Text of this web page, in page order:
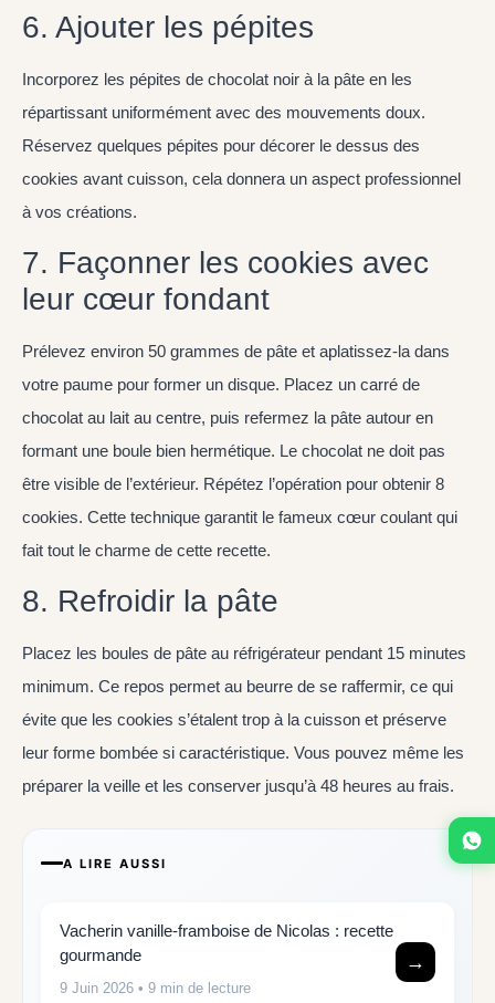
6. Ajouter les pépites
Incorporez les pépites de chocolat noir à la pâte en les
répartissant uniformément avec des mouvements doux.
Réservez quelques pépites pour décorer le dessus des
cookies avant cuisson, cela donnera un aspect professionnel
à vos créations.
7. Façonner les cookies avec
leur cœur fondant
Prélevez environ 50 grammes de pâte et aplatissez-la dans
votre paume pour former un disque. Placez un carré de
chocolat au lait au centre, puis refermez la pâte autour en
formant une boule bien hermétique. Le chocolat ne doit pas
être visible de l’extérieur. Répétez l’opération pour obtenir 8
cookies. Cette technique garantit le fameux cœur coulant qui
fait tout le charme de cette recette.
8. Refroidir la pâte
Placez les boules de pâte au réfrigérateur pendant 15 minutes
minimum. Ce repos permet au beurre de se raffermir, ce qui
évite que les cookies s’étalent trop à la cuisson et préserve
leur forme bombée si caractéristique. Vous pouvez même les
préparer la veille et les conserver jusqu’à 48 heures au frais.
A LIRE AUSSI
Vacherin vanille-framboise de Nicolas : recette
gourmande
9 Juin 2026 • 9 min de lecture
→